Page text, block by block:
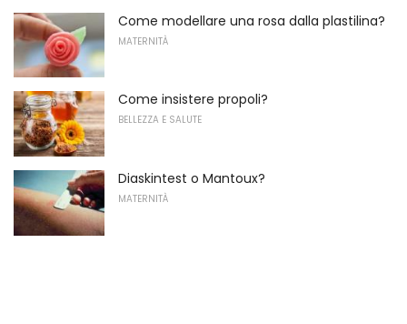
Come modellare una rosa dalla plastilina?
MATERNITÀ
Come insistere propoli?
BELLEZZA E SALUTE
Diaskintest o Mantoux?
MATERNITÀ